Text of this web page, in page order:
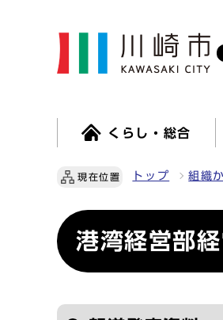
くらし・総合
現在位置 トップ 組織
港湾経営部